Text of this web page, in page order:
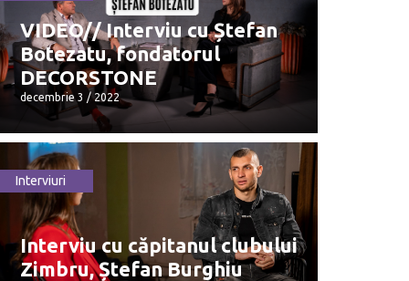
Diana Sîmboteanu produce unt
Ghee acasă
iunie 7 / 2024
VIDEO// Interviu cu Ștefan
Botezatu, fondatorul
DECORSTONE
decembrie 3 / 2022
VIDEO// Interviu cu Ștefan
Botezatu, fondatorul
DECORSTONE
decembrie 3 / 2022
Interviuri
Interviu cu căpitanul clubului
Zimbru, Ștefan Burghiu